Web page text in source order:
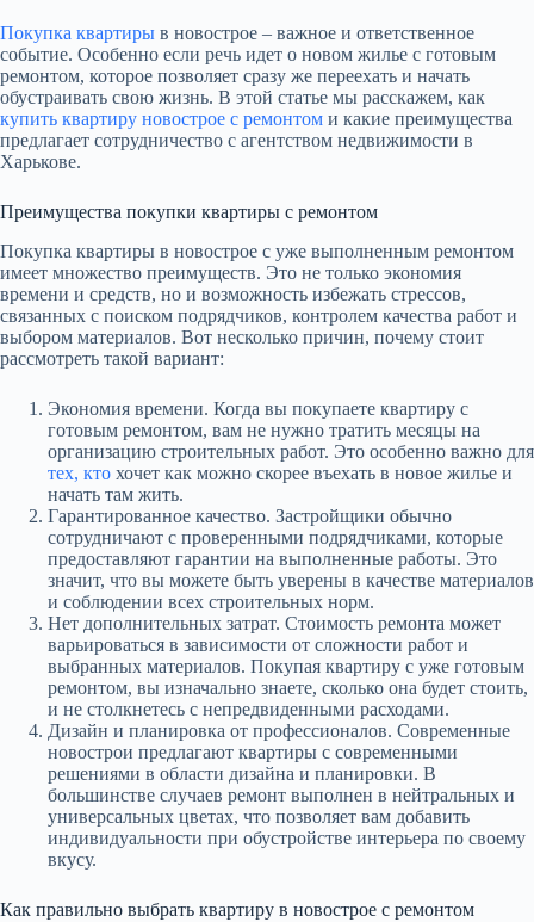
Покупка квартиры в новострое – важное и ответственное
событие. Особенно если речь идет о новом жилье с готовым
ремонтом, которое позволяет сразу же переехать и начать
обустраивать свою жизнь. В этой статье мы расскажем, как
купить квартиру новострое с ремонтом и какие преимущества
предлагает сотрудничество с агентством недвижимости в
Харькове.
Преимущества покупки квартиры с ремонтом
Покупка квартиры в новострое с уже выполненным ремонтом
имеет множество преимуществ. Это не только экономия
времени и средств, но и возможность избежать стрессов,
связанных с поиском подрядчиков, контролем качества работ и
выбором материалов. Вот несколько причин, почему стоит
рассмотреть такой вариант:
Экономия времени. Когда вы покупаете квартиру с
готовым ремонтом, вам не нужно тратить месяцы на
организацию строительных работ. Это особенно важно для
тех, кто хочет как можно скорее въехать в новое жилье и
начать там жить.
Гарантированное качество. Застройщики обычно
сотрудничают с проверенными подрядчиками, которые
предоставляют гарантии на выполненные работы. Это
значит, что вы можете быть уверены в качестве материалов
и соблюдении всех строительных норм.
Нет дополнительных затрат. Стоимость ремонта может
варьироваться в зависимости от сложности работ и
выбранных материалов. Покупая квартиру с уже готовым
ремонтом, вы изначально знаете, сколько она будет стоить,
и не столкнетесь с непредвиденными расходами.
Дизайн и планировка от профессионалов. Современные
новострои предлагают квартиры с современными
решениями в области дизайна и планировки. В
большинстве случаев ремонт выполнен в нейтральных и
универсальных цветах, что позволяет вам добавить
индивидуальности при обустройстве интерьера по своему
вкусу.
Как правильно выбрать квартиру в новострое с ремонтом